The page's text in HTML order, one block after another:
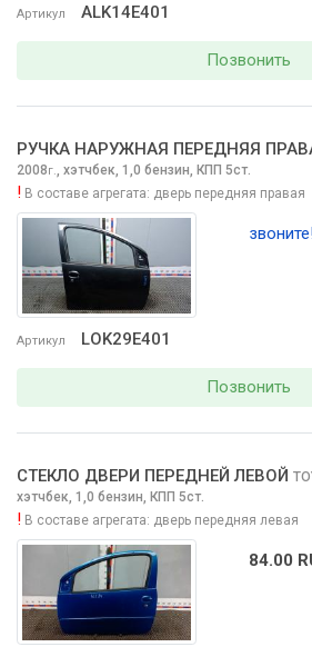
Артикул ALK14E401
Позвонить
Артикул LOK29E401
РУЧКА НАРУЖНАЯ ПЕРЕДНЯЯ
2008г. хэтчбек, 1,0 бензин, КПП 5ст.
! В составе агрегата: дверь передняя правая
звоните!
Позвонить
СТЕКЛО ДВЕРИ ПЕРЕДНЕЙ ЛЕВОЙ
хэтчбек, 1,0 бензин, КПП 5ст.
! В составе агрегата: дверь передняя левая
84.00